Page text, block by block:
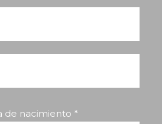
de nacimiento *